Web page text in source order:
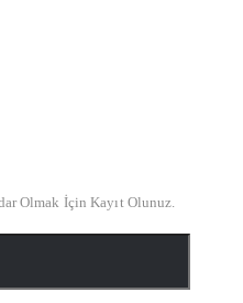
Olmak İçin Kayıt Olunuz.